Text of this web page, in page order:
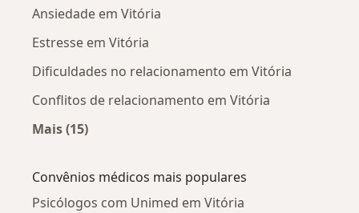
Ansiedade em Vitória
Estresse em Vitória
Dificuldades no relacionamento em Vitória
Conflitos de relacionamento em Vitória
Mais (15)
Convênios médicos mais populares
Psicólogos com Unimed em Vitória